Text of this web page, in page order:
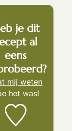
je dit
al
eens
mij weten
het was!